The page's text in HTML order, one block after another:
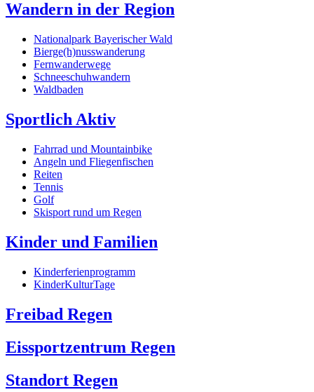
Wandern in der Region
Nationalpark Bayerischer Wald
Bierge(h)nusswanderung
Fernwanderwege
Schneeschuhwandern
Waldbaden
Sportlich Aktiv
Fahrrad und Mountainbike
Angeln und Fliegenfischen
Reiten
Tennis
Golf
Skisport rund um Regen
Kinder und Familien
Kinderferienprogramm
KinderKulturTage
Freibad Regen
Eissportzentrum Regen
Standort Regen